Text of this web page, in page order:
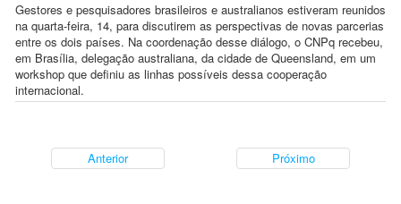
Gestores e pesquisadores brasileiros e australianos estiveram reunidos
na quarta-feira, 14, para discutirem as perspectivas de novas parcerias
entre os dois países. Na coordenação desse diálogo, o CNPq recebeu,
em Brasília, delegação australiana, da cidade de Queensland, em um
workshop que definiu as linhas possíveis dessa cooperação
internacional.
Anterior Próximo